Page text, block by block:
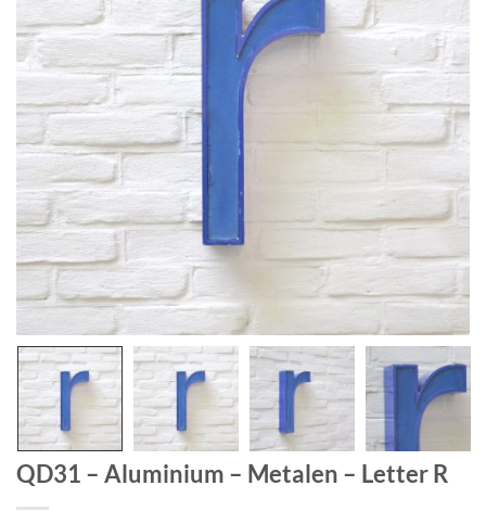
QD31 – Aluminium – Metalen – Letter R